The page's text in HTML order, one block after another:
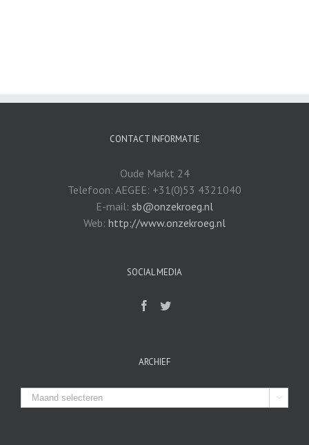
CONTACT INFORMATIE
Oude Markt 24
Telefoon: AEGEE: +31(0)53 4321040
E-mail: sb@onzekroeg.nl
Web: http://www.onzekroeg.nl
SOCIAL MEDIA
ARCHIEF
